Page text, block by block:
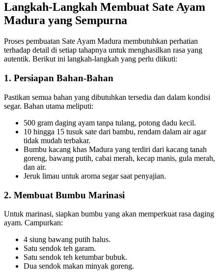
Langkah-Langkah Membuat Sate Ayam
Madura yang Sempurna
Proses pembuatan Sate Ayam Madura membutuhkan perhatian
terhadap detail di setiap tahapnya untuk menghasilkan rasa yang
autentik. Berikut ini langkah-langkah yang perlu diikuti:
1. Persiapan Bahan-Bahan
Pastikan semua bahan yang dibutuhkan tersedia dan dalam kondisi
segar. Bahan utama meliputi:
500 gram daging ayam tanpa tulang, potong dadu kecil.
10 hingga 15 tusuk sate dari bambu, rendam dalam air agar
tidak mudah terbakar.
Bumbu kacang khas Madura yang terdiri dari kacang tanah
goreng, bawang putih, cabai merah, kecap manis, gula merah,
dan air.
Jeruk limau untuk aroma segar saat penyajian.
2. Membuat Bumbu Marinasi
Untuk marinasi, siapkan bumbu yang akan memperkuat rasa daging
ayam. Campurkan:
4 siung bawang putih halus.
Satu sendok teh garam.
Satu sendok teh ketumbar bubuk.
Dua sendok makan minyak goreng.